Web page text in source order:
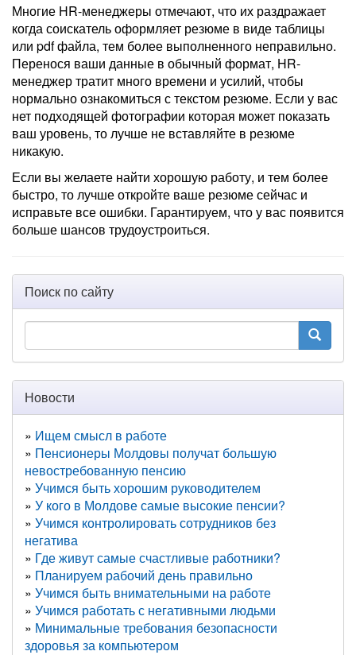
Многие HR-менеджеры отмечают, что их раздражает
когда соискатель оформляет резюме в виде таблицы
или pdf файла, тем более выполненного неправильно.
Перенося ваши данные в обычный формат, HR-
менеджер тратит много времени и усилий, чтобы
нормально ознакомиться с текстом резюме. Если у вас
нет подходящей фотографии которая может показать
ваш уровень, то лучше не вставляйте в резюме
никакую.
Если вы желаете найти хорошую работу, и тем более
быстро, то лучше откройте ваше резюме сейчас и
исправьте все ошибки. Гарантируем, что у вас появится
больше шансов трудоустроиться.
Поиск по сайту
Новости
Ищем смысл в работе
Пенсионеры Молдовы получат большую
невостребованную пенсию
Учимся быть хорошим руководителем
У кого в Молдове самые высокие пенсии?
Учимся контролировать сотрудников без
негатива
Где живут самые счастливые работники?
Планируем рабочий день правильно
Учимся быть внимательными на работе
Учимся работать с негативными людьми
Минимальные требования безопасности
здоровья за компьютером